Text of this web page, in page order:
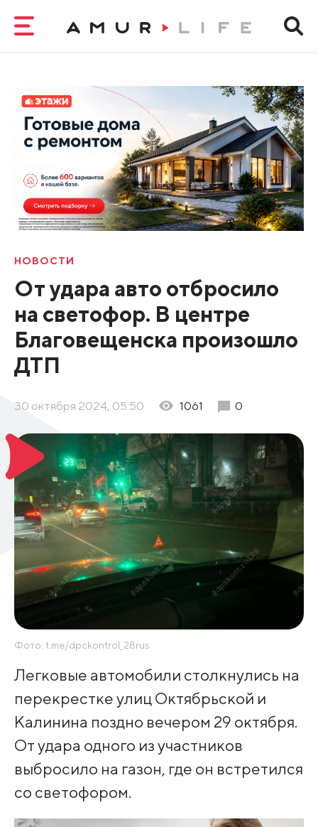
НОВОСТИ
От удара авто отбросило
на светофор. В центре
Благовещенска произошло
ДТП
30 октября 2024, 05:50 1061 0
Фото: t.me/dpckontrol_28rus
Легковые автомобили столкнулись на
перекрестке улиц Октябрьской и
Калинина поздно вечером 29 октября.
От удара одного из участников
выбросило на газон, где он встретился
со светофором.